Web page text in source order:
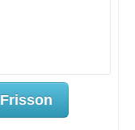
Frisson